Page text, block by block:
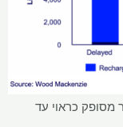
כראוי עד